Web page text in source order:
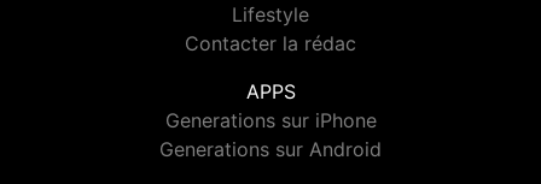
Lifestyle
Contacter la rédac
APPS
Generations sur iPhone
Generations sur Android